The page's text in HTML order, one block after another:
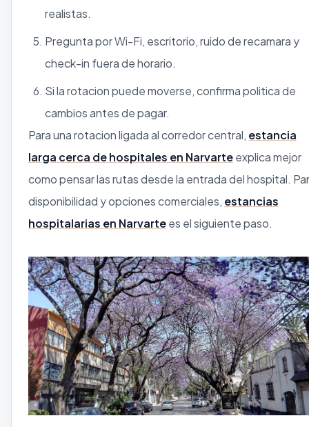
realistas.
Pregunta por Wi-Fi, escritorio, ruido de recamara y
check-in fuera de horario.
Si la rotacion puede moverse, confirma politica de
cambios antes de pagar.
Para una rotacion ligada al corredor central, estancia
larga cerca de hospitales en Narvarteexplica mejor
como pensar las rutas desde la entrada del hospital.
disponibilidad y opciones comerciales, estancias
hospitalarias en Narvartees el siguiente paso.